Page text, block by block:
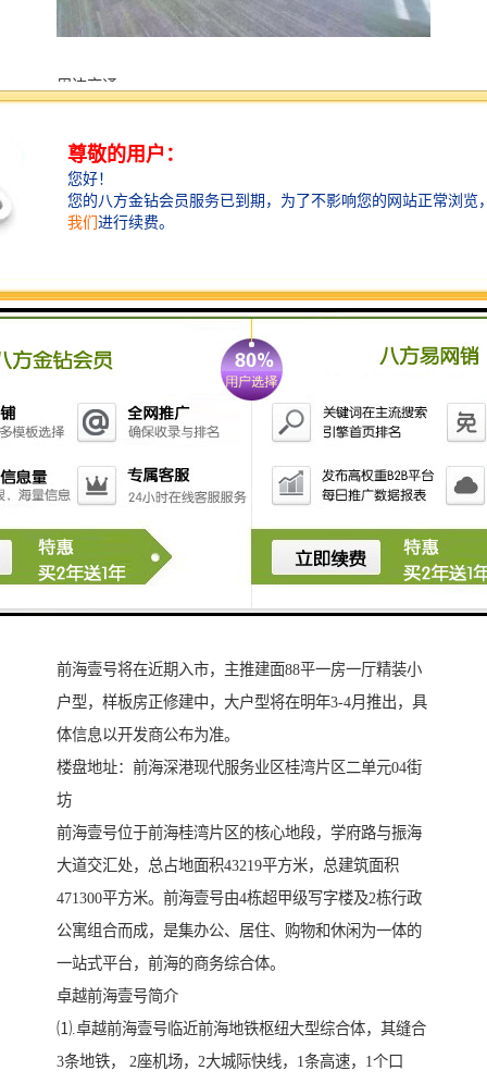
周边交通
道交通为主体、
各类交通方式协调发展的交通系统，规划各类轨道线路
12条，总长度约53公里，轨道网络密度3.5公里/平方公
和步行系统。自行车道总长共36.8公里。
前海壹号将在近期入市，主推建面88平一房一厅精装小
户型，样板房正修建中，大户型将在明年3-4月推出，具
体信息以开发商公布为准。
楼盘地址：前海深港现代服务业区桂湾片区二单元04街
坊
前海壹号位于前海桂湾片区的核心地段，学府路与振海
大道交汇处，总占地面积43219平方米，总建筑面积
471300平方米。前海壹号由4栋超甲级写字楼及2栋行政
公寓组合而成，是集办公、居住、购物和休闲为一体的
一站式平台，前海的商务综合体。
卓越前海壹号简介
⑴.卓越前海壹号临近前海地铁枢纽大型综合体，其缝合
3条地铁， 2座机场，2大城际快线，1条高速，1个口